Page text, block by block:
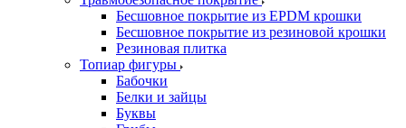
Бесшовное покрытие из EPDM крошки
Бесшовное покрытие из резиновой крошки
Резиновая плитка
Топиар фигуры
Бабочки
Белки и зайцы
Буквы